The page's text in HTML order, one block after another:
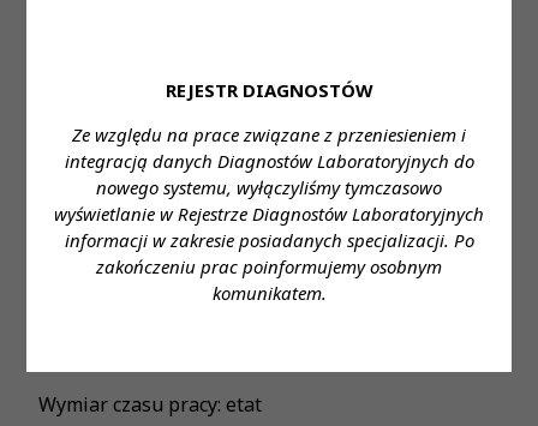
REJESTR DIAGNOSTÓW
Ze względu na prace związane z przeniesieniem i
integracją danych Diagnostów Laboratoryjnych do
nowego systemu, wyłączyliśmy tymczasowo
wyświetlanie w Rejestrze Diagnostów Laboratoryjnych
informacji w zakresie posiadanych specjalizacji. Po
zakończeniu prac poinformujemy osobnym
komunikatem.
https://system.erecruiter.pl/FormTemplates/
WebID=72010c5445d140278cb5660f89c47a6c
Miejsce zatrudnienia: ul. Jutrzenki 100, Warszawa
Wymagane wykształcenie: wyższe
Proponowane wynagrodzenie: gwarantowane
ustawowe wynagrodzenie
Wymiar czasu pracy: etat